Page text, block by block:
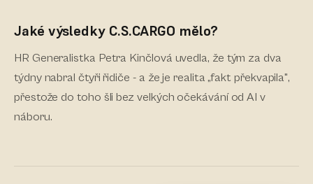
Jaké výsledky C.S.CARGO mělo?
HR Generalistka Petra Kinčlová uvedla, že tým za dva
týdny nabral čtyři řidiče - a že je realita „fakt překvapila",
přestože do toho šli bez velkých očekávání od AI v
náboru.